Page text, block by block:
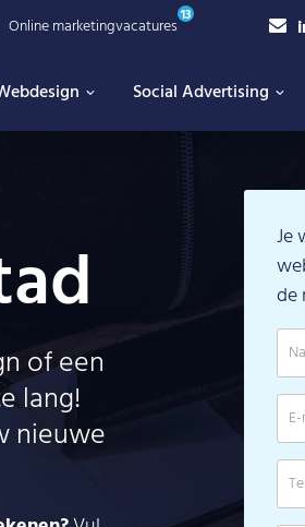
Online marketingvacatures13
Social Advertising
of een
lang!
nieuwe
Je
de